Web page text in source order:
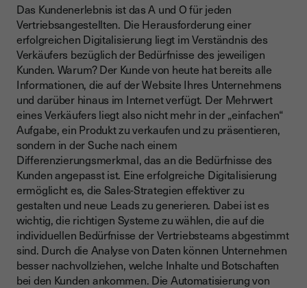
Das Kundenerlebnis ist das A und O für jeden
Vertriebsangestellten. Die Herausforderung einer
erfolgreichen Digitalisierung liegt im Verständnis des
Verkäufers bezüglich der Bedürfnisse des jeweiligen
Kunden. Warum? Der Kunde von heute hat bereits alle
Informationen, die auf der Website Ihres Unternehmens
und darüber hinaus im Internet verfügt. Der Mehrwert
eines Verkäufers liegt also nicht mehr in der „einfachen“
Aufgabe, ein Produkt zu verkaufen und zu präsentieren,
sondern in der Suche nach einem
Differenzierungsmerkmal, das an die Bedürfnisse des
Kunden angepasst ist. Eine erfolgreiche Digitalisierung
ermöglicht es, die Sales-Strategien effektiver zu
gestalten und neue Leads zu generieren. Dabei ist es
wichtig, die richtigen Systeme zu wählen, die auf die
individuellen Bedürfnisse der Vertriebsteams abgestimmt
sind. Durch die Analyse von Daten können Unternehmen
besser nachvollziehen, welche Inhalte und Botschaften
bei den Kunden ankommen. Die Automatisierung von